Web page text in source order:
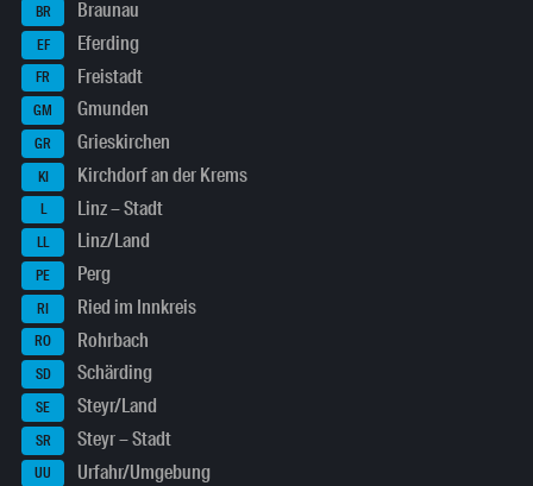
BR Braunau
EF Eferding
FR Freistadt
GM Gmunden
GR Grieskirchen
KI Kirchdorf an der Krems
L Linz – Stadt
LL Linz/Land
PE Perg
RI Ried im Innkreis
RO Rohrbach
SD Schärding
SE Steyr/Land
SR Steyr – Stadt
UU Urfahr/Umgebung